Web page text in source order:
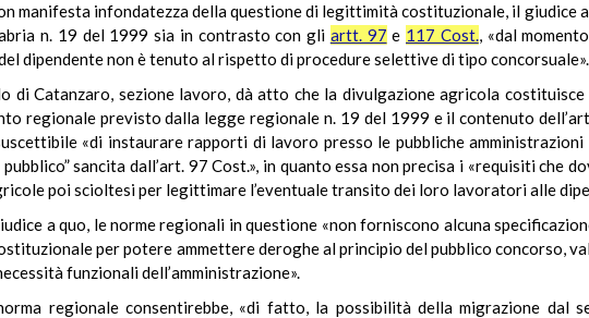
manifesta infondatezza della questione di legittimità costituzionale, il giudice
n. 19 del 1999 sia in contrasto con gli artt. 97 e 117 Cost., «dal
dipendente non è tenuto al rispetto di procedure selettive di tipo concorsuale».
di Catanzaro, sezione lavoro, dà atto che la divulgazione agricola
regionale previsto dalla legge regionale n. 19 del 1999 e il contenuto
«di instaurare rapporti di lavoro presso le pubbliche
sancita dall’art. 97 Cost.», in quanto essa non precisa i «requisiti che
poi scioltesi per legittimare l’eventuale transito dei loro lavoratori alle
a quo, le norme regionali in questione «non forniscono alcuna
per potere ammettere deroghe al principio del pubblico concorso,
funzionali dell’amministrazione».
regionale consentirebbe, «di fatto, la possibilità della migrazione dal